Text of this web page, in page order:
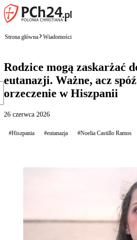
Strona główna Wiadomości
Rodzice mogą zaskarżać
eutanazji. Ważne, acz
orzeczenie w Hiszpanii
26 czerwca 2026
#Hiszpania #eutanazja #Noelia Castillo Ramos